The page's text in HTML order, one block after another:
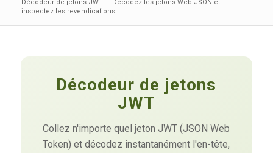
Décodeur de jetons JWT — Décodez les jetons Web JSON et
inspectez les revendications
Décodeur de jetons
JWT
Collez n'importe quel jeton JWT (JSON Web
Token) et décodez instantanément l'en-tête,